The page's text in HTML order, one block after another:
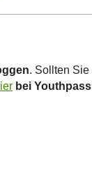
. Sollten Sie
bei Youthpass